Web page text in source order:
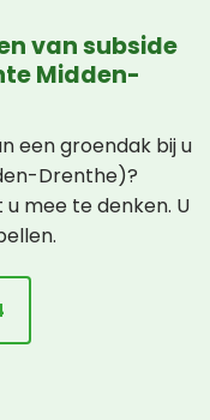
van subside
Midden-
een groendak bij u
Drenthe)?
mee te denken. U